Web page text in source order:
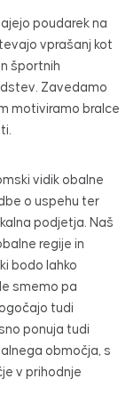
poudarek na
vprašanj kot
športnih
Zavedamo
motiviramo bralce
vidik obalne
o uspehu ter
podjetja. Naš
regije in
bodo lahko
smemo pa
tudi
ponuja tudi
območja, s
v prihodnje